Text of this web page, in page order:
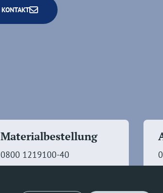
KONTAKT
Materialbestellung
0800 1219100-40